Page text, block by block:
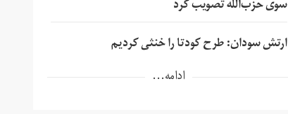
سوی حزب‌الله تصویب کرد
ارتش سودان: طرح کودتا را خنثی کردیم
ادامه...